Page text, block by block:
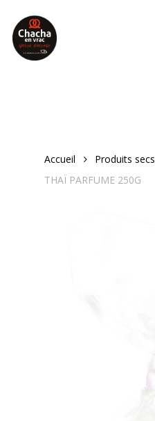
main
content
Accueil Produits secs
THAÏ PARFUME 250G